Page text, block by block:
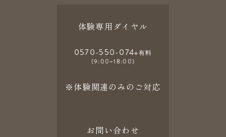
体験専用ダイヤル
0570-550-074※有料
(9:00~18:00)
※体験関連のみのご対応
お問い合わせ